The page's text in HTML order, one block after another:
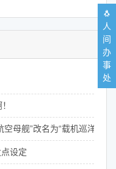
母舰”改名为“载机巡洋舰”
设定
🐧
人
间
办
事
处